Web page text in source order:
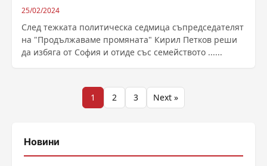
25/02/2024
След тежката политическа седмица съпредседателят
на "Продължаваме промяната" Кирил Петков реши
да избяга от София и отиде със семейството ......
публикациите
1 2 3 Next »
Новини